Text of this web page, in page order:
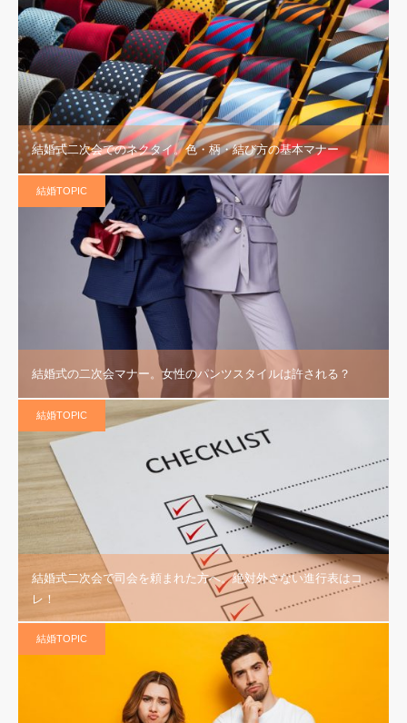
結婚式二次会でのネクタイ。色・柄・結び方の基本マナー
結婚TOPIC
結婚式の二次会マナー。女性のパンツスタイルは許される？
結婚TOPIC
結婚式二次会で司会を頼まれた方へ。絶対外さない進行表はコ
レ！
結婚TOPIC